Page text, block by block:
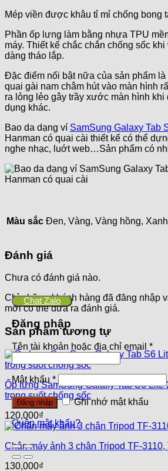
Mép viền được khâu tỉ mỉ chống bong
Phần ốp lưng làm bằng nhựa TPU
máy. Thiết kế chắc chắn chống sốc
dàng tháo lắp.
Đặc điểm nổi bật nữa của sản phẩm
quai gài nam châm hút vào màn hình
ra lỏng lẻo gây trầy xước màn hình
dụng khác.
Bao da dạng ví SamSung Galaxy Tab
Hanman có quai cài thiết kế có thể
nghe nhạc, luớt web…Sản phẩm có
Màu sắc Đen, Vàng, Vàng hồng,
Đánh giá
Chưa có đánh giá nào.
Chỉ những khách hàng đã đăng nhập
mới có thể đưa ra đánh giá.
Sản phẩm tương tự
Ốp lưng SamSung Galaxy Tab S6 Lite
trong suốt chống sốc
120,000₫
Chân máy ảnh 3 chân Tripod TF-3110,
130,000₫
Chat Zalo
Đăng nhập
Tên tài khoản hoặc địa chỉ email *
Mật khẩu *
Đăng nhập Ghi nhớ mật khẩu
Quên mật khẩu?